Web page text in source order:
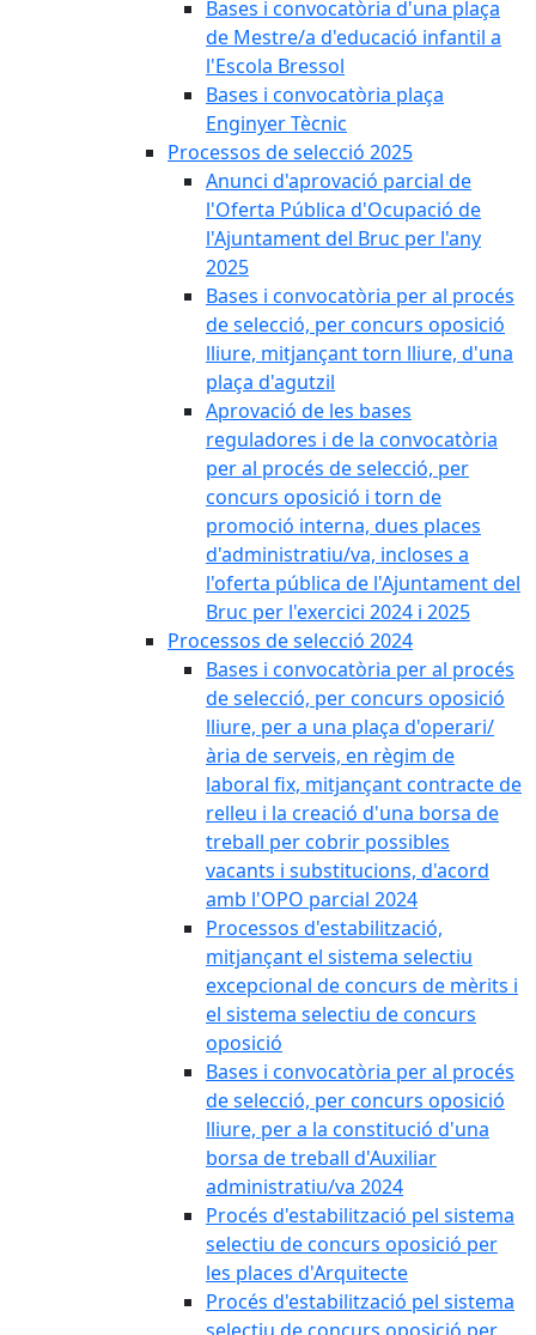
Bases i convocatòria d'una plaça
de Mestre/a d'educació infantil a
l'Escola Bressol
Bases i convocatòria plaça
Enginyer Tècnic
Processos de selecció 2025
Anunci d'aprovació parcial de
l'Oferta Pública d'Ocupació de
l'Ajuntament del Bruc per l'any
2025
Bases i convocatòria per al procés
de selecció, per concurs oposició
lliure, mitjançant torn lliure, d'una
plaça d'agutzil
Aprovació de les bases
reguladores i de la convocatòria
per al procés de selecció, per
concurs oposició i torn de
promoció interna, dues places
d'administratiu/va, incloses a
l'oferta pública de l'Ajuntament del
Bruc per l'exercici 2024 i 2025
Processos de selecció 2024
Bases i convocatòria per al procés
de selecció, per concurs oposició
lliure, per a una plaça d'operari/
ària de serveis, en règim de
laboral fix, mitjançant contracte de
relleu i la creació d'una borsa de
treball per cobrir possibles
vacants i substitucions, d'acord
amb l'OPO parcial 2024
Processos d'estabilització,
mitjançant el sistema selectiu
excepcional de concurs de mèrits i
el sistema selectiu de concurs
oposició
Bases i convocatòria per al procés
de selecció, per concurs oposició
lliure, per a la constitució d'una
borsa de treball d'Auxiliar
administratiu/va 2024
Procés d'estabilització pel sistema
selectiu de concurs oposició per
les places d'Arquitecte
Procés d'estabilització pel sistema